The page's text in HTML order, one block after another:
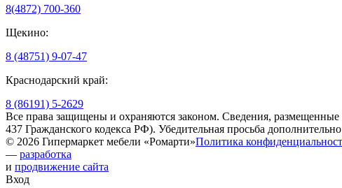
8(4872) 700-360
Щекино:
8 (48751) 9-07-47
Краснодарский край:
8 (86191) 5-2629
Все права защищены и охраняются законом. Сведения,
437 Гражданского кодекса РФ). Убедительная просьба
© 2026 Гипермаркет мебели «Ромарти»Политика
— разработка
и продвижение сайта
Вход